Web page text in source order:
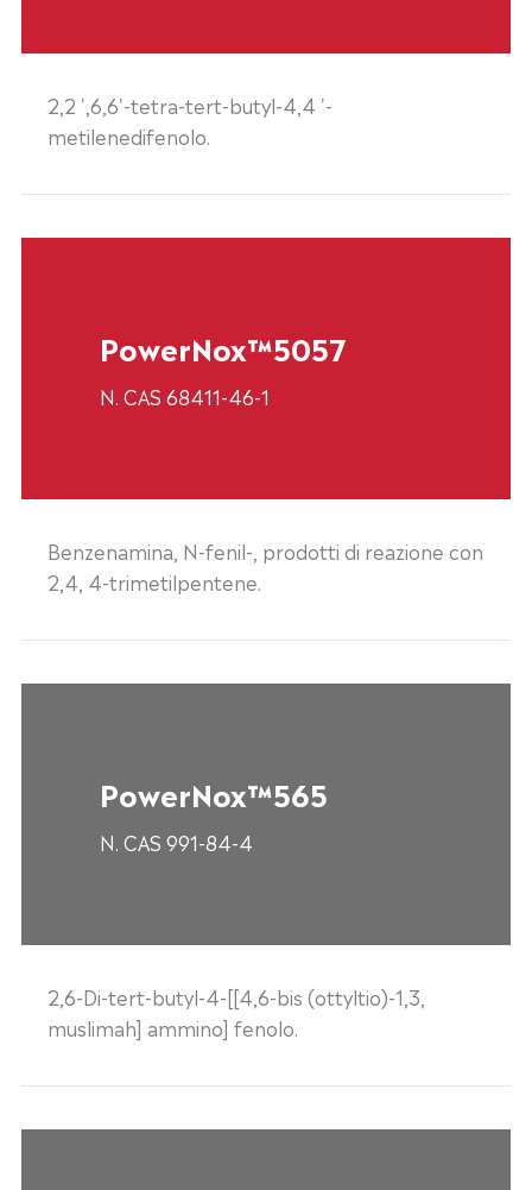
2,2 ',6,6'-tetra-tert-butyl-4,4 '-
metilenedifenolo.
PowerNox™5057
N. CAS 68411-46-1
Benzenamina, N-fenil-, prodotti di reazione con
2,4, 4-trimetilpentene.
PowerNox™565
N. CAS 991-84-4
2,6-Di-tert-butyl-4-[[4,6-bis (ottyltio)-1,3,
muslimah] ammino] fenolo.